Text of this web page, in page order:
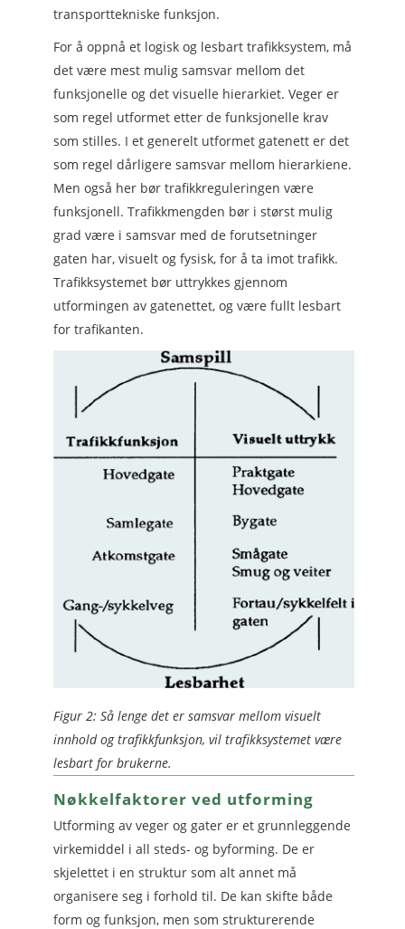
transporttekniske funksjon.
For å oppnå et logisk og lesbart trafikksystem, må
det være mest mulig samsvar mellom det
funksjonelle og det visuelle hierarkiet. Veger er
som regel utformet etter de funksjonelle krav
som stilles. I et generelt utformet gatenett er det
som regel dårligere samsvar mellom hierarkiene.
Men også her bør trafikkreguleringen være
funksjonell. Trafikkmengden bør i størst mulig
grad være i samsvar med de forutsetninger
gaten har, visuelt og fysisk, for å ta imot trafikk.
Trafikksystemet bør uttrykkes gjennom
utformingen av gatenettet, og være fullt lesbart
for trafikanten.
Figur 2: Så lenge det er samsvar mellom visuelt
innhold og trafikkfunksjon, vil trafikksystemet være
lesbart for brukerne.
Nøkkelfaktorer ved utforming
Utforming av veger og gater er et grunnleggende
virkemiddel i all steds- og byforming. De er
skjelettet i en struktur som alt annet må
organisere seg i forhold til. De kan skifte både
form og funksjon, men som strukturerende